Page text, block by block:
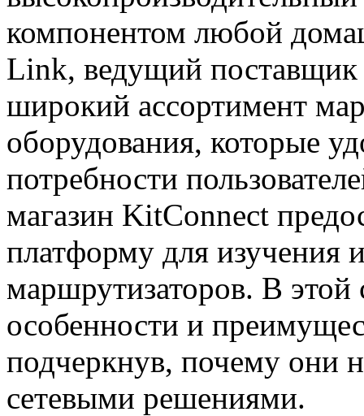
компонентом любой
Link, ведущий поставщик
широкий ассортимент
оборудования, которые
потребности
магазин KitConnect
платформу для изучения
маршрутизаторов. В этой
особенности и
подчеркнув, почему они
сетевыми решениями.